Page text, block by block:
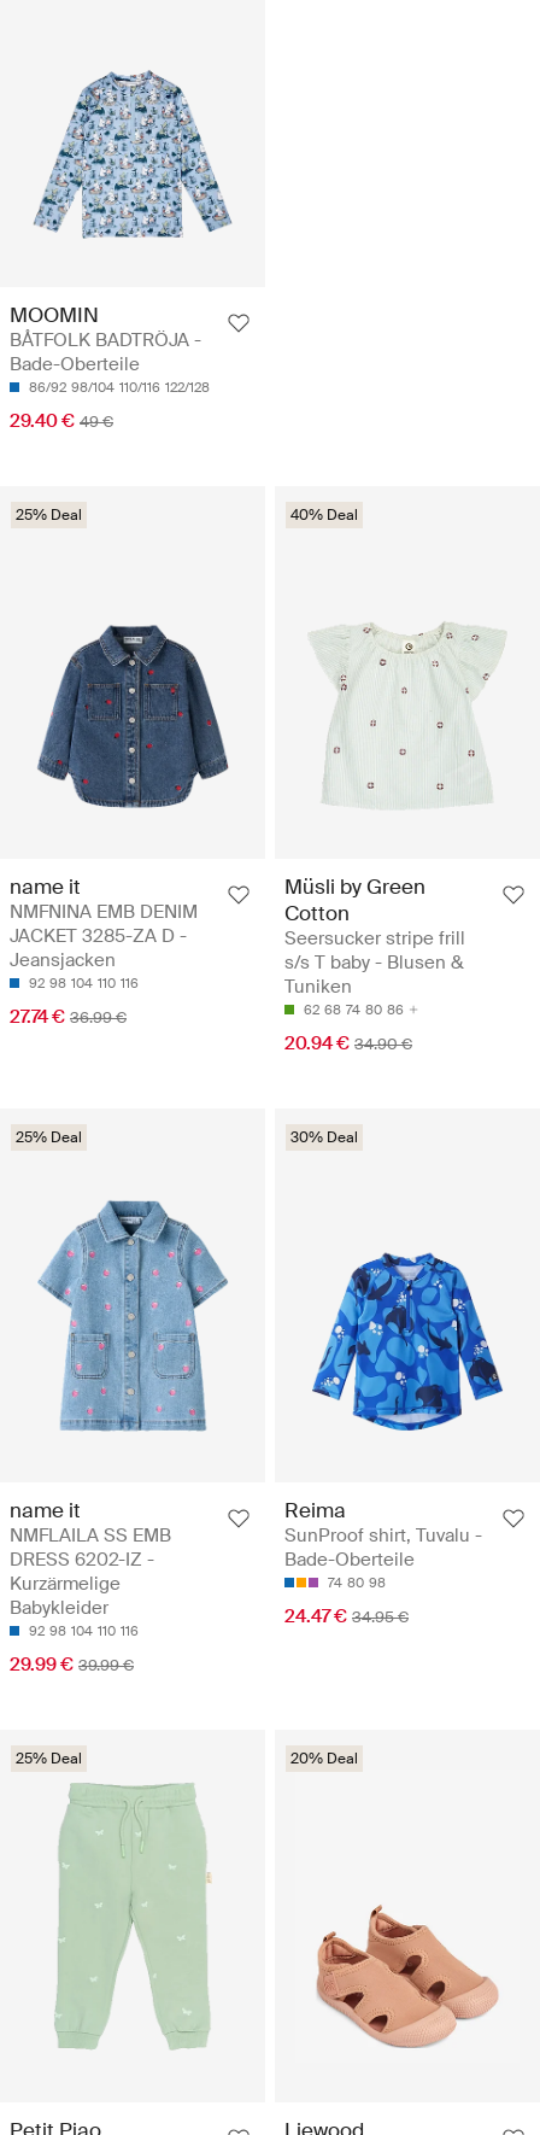
MOOMIN
BÅTFOLK BADTRÖJA -
Bade-Oberteile
86/92 98/104 110/116 122/128
29.40 € 49 €
25% Deal
name it
NMFNINA EMB DENIM
JACKET 3285-ZA D -
Jeansjacken
92 98 104 110 116
27.74 € 36.99 €
40% Deal
Müsli by Green
Cotton
Seersucker stripe frill
s/s T baby - Blusen &
Tuniken
62 68 74 80 86
20.94 € 34.90 €
25% Deal
name it
NMFLAILA SS EMB
DRESS 6202-IZ -
Kurzärmelige
Babykleider
92 98 104 110 116
29.99 € 39.99 €
30% Deal
Reima
SunProof shirt, Tuvalu -
Bade-Oberteile
74 80 98
24.47 € 34.95 €
25% Deal 20% Deal